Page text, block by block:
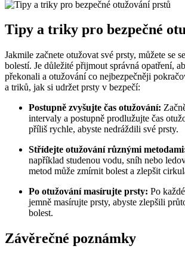
Tipy a triky pro bezpečné
Jakmile začnete otužovat své prsty, můžete se
bolestí. Je důležité přijmout správná opatření,
překonali a otužování co nejbezpečněji
a triků, jak si udržet prsty v bezpečí:
Postupně zvyšujte čas otužování:
intervaly a postupně prodlužujte čas
příliš rychle, abyste nedráždili své prsty.
Střídejte otužování různými
například studenou vodu, sníh nebo
metod může zmírnit bolest a zlepšit
Po otužování masírujte prsty: Po
jemně masírujte prsty, abyste zlepšili
bolest.
Závěrečné poznámky